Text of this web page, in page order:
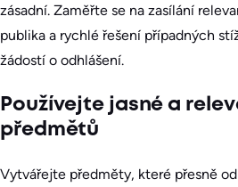
zásadní. Zaměřte se na zasílání
publika a rychlé řešení případných
žádostí o odhlášení.
Používejte jasné a
předmětů
Vytvářejte předměty, které přesně